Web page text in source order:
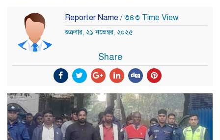
Reporter Name / ৩৪৩ Time View
শুক্রবার, ২১ নভেম্বর, ২০২৫
Share